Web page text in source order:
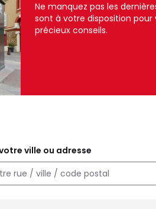
Ne manquez pas les
sont à votre disposition
précieux conseils.
ville ou adresse